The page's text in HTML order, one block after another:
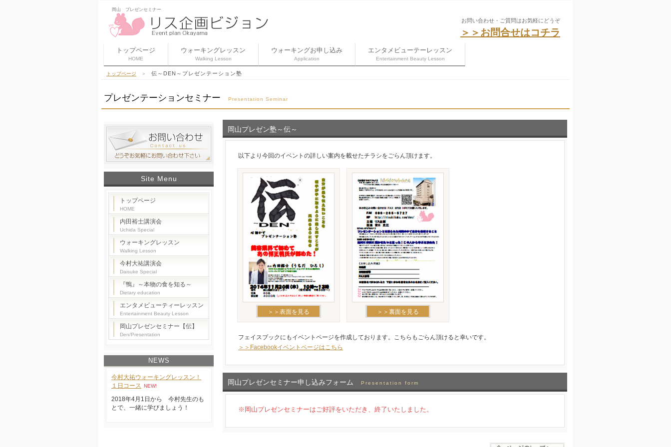
岡山 プレゼンセミナー
お問い合わせ・ご質問はお気軽にどうぞ
＞＞お問合せはコチラ
トップページ
HOME
ウォーキングレッスン
Walking Lesson
ウォーキングお申し込み
Application
エンタメビューテーレッスン
Entertainment Beauty Lesson
トップページ ＞ 伝～DEN～プレゼンテーション塾
プレゼンテーションセミナー Presentation Seminar
岡山プレゼン塾～伝～
以下より今回のイベントの詳しい案内を載せたチラシをごらん頂けます。
＞＞表面を見る ＞＞裏面を見る
フェイスブックにもイベントページを作成しております。こちらもごらん頂けると幸いです。
＞＞Facebookイベントページはこちら
岡山プレゼンセミナー申し込みフォーム Presentation form
※岡山プレゼンセミナーはご好評をいただき、終了いたしました。
Site Menu
トップページ
HOME
内田裕士講演会
Uchida Special
ウォーキングレッスン
Walking Lesson
今村大祐講演会
Daisuke Special
『鴨』～本物の食を知る～
Dietary education
エンタメビューティーレッスン
Entertainment Beauty Lesson
岡山プレゼンセミナー【伝】
Den/Presentation
NEWS
今村大祐ウォーキングレッスン！
１日コース NEW!
2018年4月1日から 今村先生のも
とで、一緒に学びましょう！